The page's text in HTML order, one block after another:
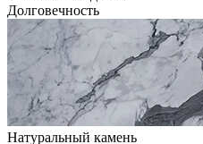
Долговечность
Натуральный камень